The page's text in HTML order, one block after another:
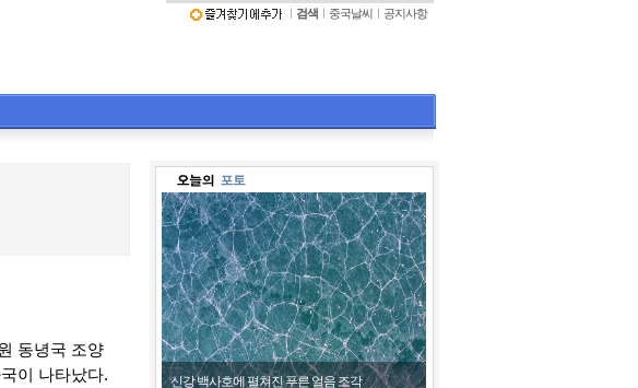
검색 중국날씨 공지사항
동녕국 조양
이 나타났다.
어린이들 호랑이 모자 쓰고 '활짝'